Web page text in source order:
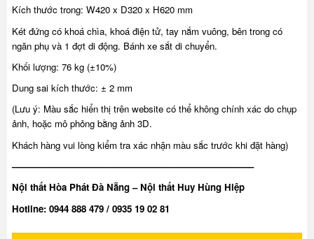
Kích thước trong: W420 x D320 x H620 mm
Két đứng có khoá chìa, khoá điện tử, tay nắm vuông, bên trong có
ngăn phụ và 1 đợt di động. Bánh xe sắt di chuyển.
Khối lượng: 76 kg (±10%)
Dung sai kích thước: ± 2 mm
(Lưu ý: Màu sắc hiển thị trên website có thể không chính xác do chụp
ảnh, hoặc mô phỏng bằng ảnh 3D.
Khách hàng vui lòng kiểm tra xác nhận màu sắc trước khi đặt hàng)
——————————————————————————–
Nội thất Hòa Phát Đà Nẵng – Nội thất Huy Hùng Hiệp
Hotline: 0944 888 479 / 0935 19 02 81